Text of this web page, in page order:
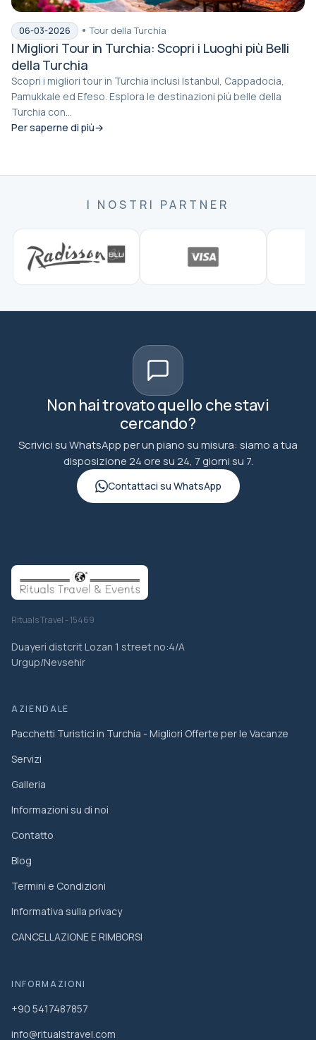
06-03-2026 Tour della Turchia
I Migliori Tour in Turchia: Scopri i Luoghi più Belli
della Turchia
Scopri i migliori tour in Turchia inclusi Istanbul, Cappadocia,
Pamukkale ed Efeso. Esplora le destinazioni più belle della
Turchia con...
Per saperne di più
I NOSTRI PARTNER
Non hai trovato quello che stavi
cercando?
Scrivici su WhatsApp per un piano su misura: siamo a tua
disposizione 24 ore su 24, 7 giorni su 7.
Contattaci su WhatsApp
Rituals Travel - 15469
Duayeri distcrit Lozan 1 street no:4/A
Urgup/Nevsehir
AZIENDALE
Pacchetti Turistici in Turchia - Migliori Offerte per le Vacanze
Servizi
Galleria
Informazioni su di noi
Contatto
Blog
Termini e Condizioni
Informativa sulla privacy
CANCELLAZIONE E RIMBORSI
INFORMAZIONI
+90 5417487857
info@ritualstravel.com